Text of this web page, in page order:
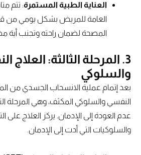
العناية الطبية المستمرة: تتم
العامة للمريض بشكل يومي من
المصحة لضمان راحته وتجنب أية
3. المرحلة الثالثة: العلاج
والسلوكي
بعد إتمام عملية الانسحاب الجسدي من
النفسي والسلوكي المكثف، وهي المرحلة
عدم العودة إلى الإدمان. يركز العلاج على
والسلوكيات التي أدت إلى الإدمان.